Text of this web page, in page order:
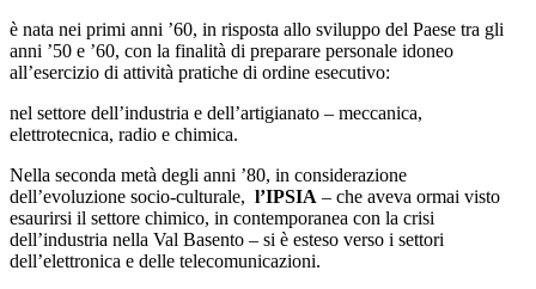
è nata nei primi anni ’60, in risposta allo sviluppo del Paese tra gli
anni ’50 e ’60, con la finalità di preparare personale idoneo
all’esercizio di attività pratiche di ordine esecutivo:
nel settore dell’industria e dell’artigianato – meccanica,
elettrotecnica, radio e chimica.
Nella seconda metà degli anni ’80, in considerazione
dell’evoluzione socio-culturale, l’IPSIA – che aveva ormai visto
esaurirsi il settore chimico, in contemporanea con la crisi
dell’industria nella Val Basento – si è esteso verso i settori
dell’elettronica e delle telecomunicazioni.